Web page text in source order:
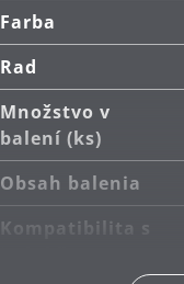
Farba
Rad
Množstvo v
balení (ks)
Obsah balenia
Kompatibilita s